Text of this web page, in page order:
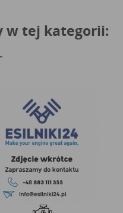
w tej kategorii: